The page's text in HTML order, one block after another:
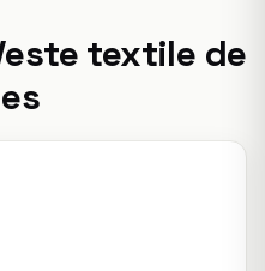
textile de